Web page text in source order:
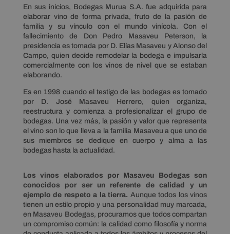
En sus inicios, Bodegas Murua S.A. fue adquirida para
elaborar vino de forma privada, fruto de la pasión de
familia y su vínculo con el mundo vinícola. Con el
fallecimiento de Don Pedro Masaveu Peterson, la
presidencia es tomada por D. Elías Masaveu y Alonso del
Campo, quien decide remodelar la bodega e impulsarla
comercialmente con los vinos de nivel que se estaban
elaborando.
Es en 1998 cuando el testigo de las bodegas es tomado
por D. José Masaveu Herrero, quienorganiza,
reestructura y comienza a profesionalizar el grupo de
bodegas. Una vez más, la pasión y valor que representa
el vino son lo que lleva a la familia Masaveu a que uno de
sus miembros se dedique en cuerpo y alma a las
bodegas hasta la actualidad.
Los vinos elaborados por Masaveu Bodegas son
conocidos por ser un referente de calidad y un
ejemplo de respeto a la tierra. Aunque todos los vinos
tienen un estilo propio y una personalidad muy marcada,
en Masaveu Bodegas, procuramos que todos compartan
un compromiso común: la calidad como filosofía y norma